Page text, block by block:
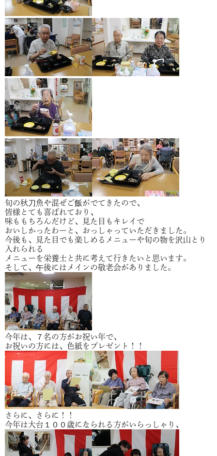
旬の秋刀魚や混ぜご飯がでてきたので、
皆様とても喜ばれており、
味ももちろんだけど、見た目もキレイで
おいしかったわーと、おっしゃっていただきました。
今後も、見た目でも楽しめるメニューや旬の物を沢山とり
入れられる
メニューを栄養士と共に考えて行きたいと思います。
そして、午後にはメインの敬老会がありました。
今年は、７名の方がお祝い年で、
お祝いの方には、色紙をプレゼント！！
さらに、さらに！！
今年は大台１００歳になられる方がいらっしゃり、